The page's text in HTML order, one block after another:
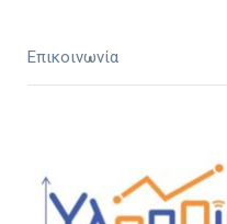
Επικοινωνία